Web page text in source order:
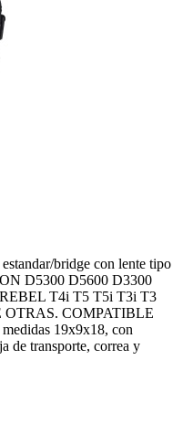
bridge con lente tipo
D5300 D5600 D3300
T4i T5 T5i T3i T3
OTRAS. COMPATIBLE
19x9x18, con
de transporte, correa y